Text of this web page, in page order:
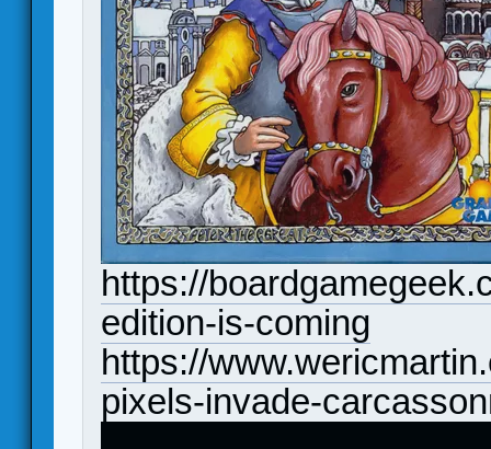
https://
edition-is-coming
https://
pixels-invade-